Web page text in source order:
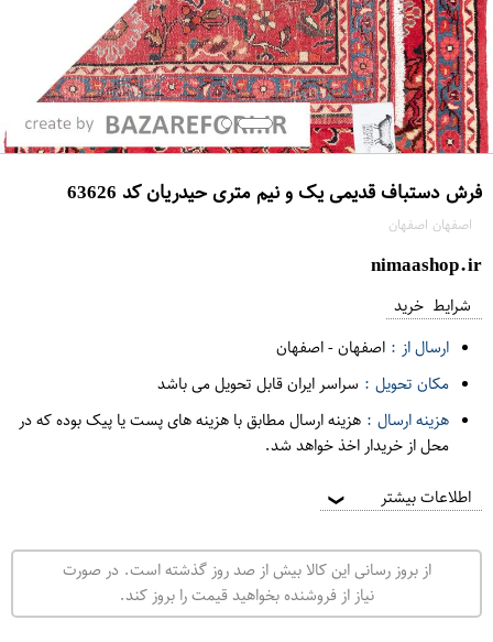
فرش دستباف قدیمی یک و نیم متری حیدریان کد 63626
اصفهان اصفهان
nimaashop.ir
شرایط خرید
ارسال از : اصفهان-اصفهان
مکان تحویل : سراسر ایران قابل تحویل می باشد
هزینه ارسال : هزینه ارسال مطابق با هزینه های پست یا پیک بوده که در
محل از خریدار اخذ خواهد شد.
اطلاعات بیشتر ❯
از بروز رسانی این کالا بیش از صد روز گذشته است. در صورت
نیاز از فروشنده بخواهید قیمت را بروز کند.